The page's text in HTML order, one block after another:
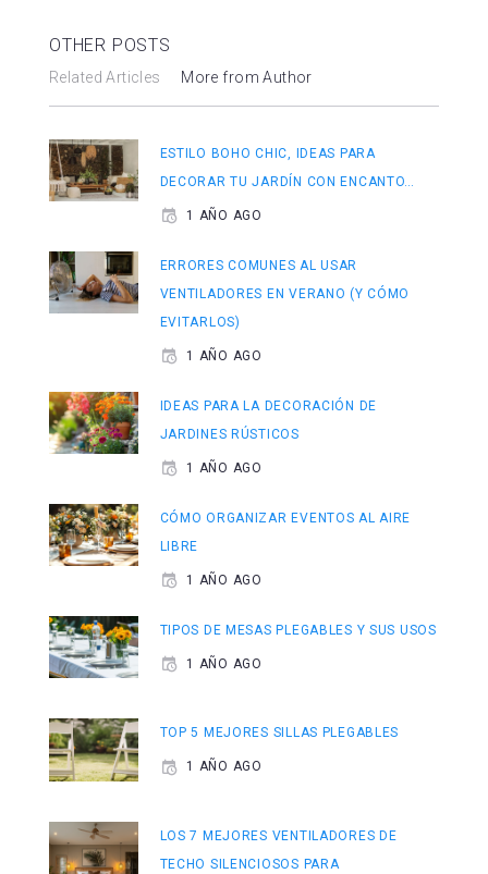
OTHER POSTS
Related Articles More from Author
ESTILO BOHO CHIC, IDEAS PARA
DECORAR TU JARDÍN CON ENCANTO…
1 AÑO AGO
ERRORES COMUNES AL USAR
VENTILADORES EN VERANO (Y CÓMO
EVITARLOS)
1 AÑO AGO
IDEAS PARA LA DECORACIÓN DE
JARDINES RÚSTICOS
1 AÑO AGO
CÓMO ORGANIZAR EVENTOS AL AIRE
LIBRE
1 AÑO AGO
TIPOS DE MESAS PLEGABLES Y SUS USOS
1 AÑO AGO
TOP 5 MEJORES SILLAS PLEGABLES
1 AÑO AGO
LOS 7 MEJORES VENTILADORES DE
TECHO SILENCIOSOS PARA